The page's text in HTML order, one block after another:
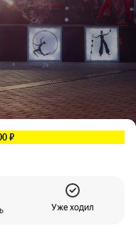
₽
Уже ходил